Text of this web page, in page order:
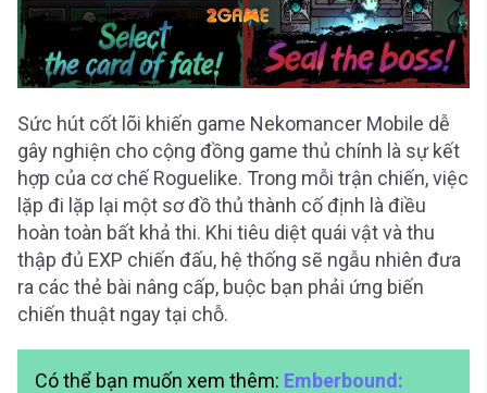
Sức hút cốt lõi khiến game Nekomancer Mobile dễ
gây nghiện cho cộng đồng game thủ chính là sự kết
hợp của cơ chế Roguelike. Trong mỗi trận chiến, việc
lặp đi lặp lại một sơ đồ thủ thành cố định là điều
hoàn toàn bất khả thi. Khi tiêu diệt quái vật và thu
thập đủ EXP chiến đấu, hệ thống sẽ ngẫu nhiên đưa
ra các thẻ bài nâng cấp, buộc bạn phải ứng biến
chiến thuật ngay tại chỗ.
Có thể bạn muốn xem thêm: Emberbound: